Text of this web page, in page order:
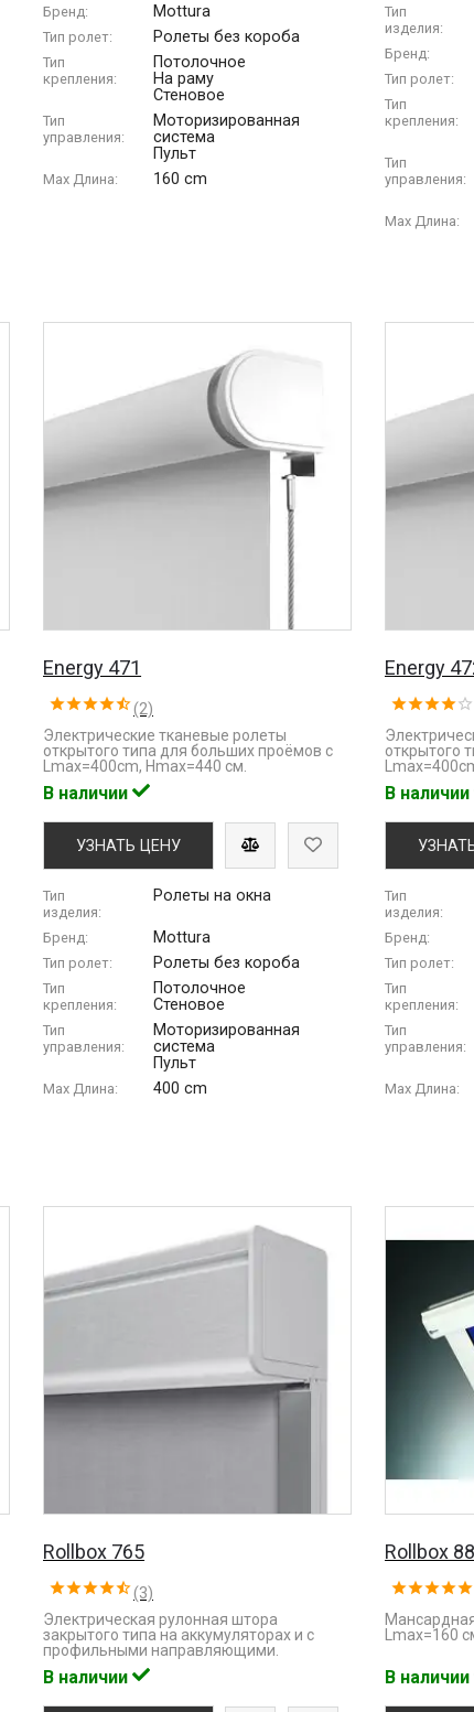
Бренд: Mottura
Тип ролет: Ролеты без короба
Тип
крепления:
Потолочное
На раму
Стеновое
Тип
управления:
Моторизированная
система
Пульт
Max Длина: 160 cm
Тип
изделия:
Бренд:
Тип ролет:
Тип
крепления:
Тип
управления:
Max Длина:
Energy 471
(2)
Электрические тканевые ролеты
открытого типа для больших проёмов с
Lmaх=400cm, Hmax=440 см.
В наличии
УЗНАТЬ ЦЕНУ
Тип
изделия:
Ролеты на окна
Бренд: Mottura
Тип ролет: Ролеты без короба
Тип
крепления:
Потолочное
Стеновое
Тип
управления:
Моторизированная
система
Пульт
Max Длина: 400 cm
Energy
открытого
В наличии
Тип
изделия:
Бренд:
Тип ролет:
Тип
крепления:
Тип
управления:
Max Длина:
Rollbox 765
(3)
Электрическая рулонная штора
закрытого типа на аккумуляторах и с
профильными направляющими.
В наличии
Rollbox
Lmaх=160
В наличии